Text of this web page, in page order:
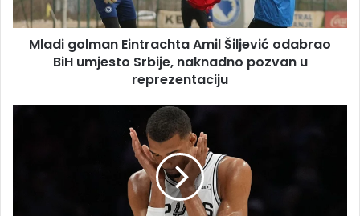
umjesto
Srbije,
naknadno
Mladi golman Eintrachta Amil Šiljević odabrao
BiH umjesto Srbije, naknadno pozvan u
reprezentaciju